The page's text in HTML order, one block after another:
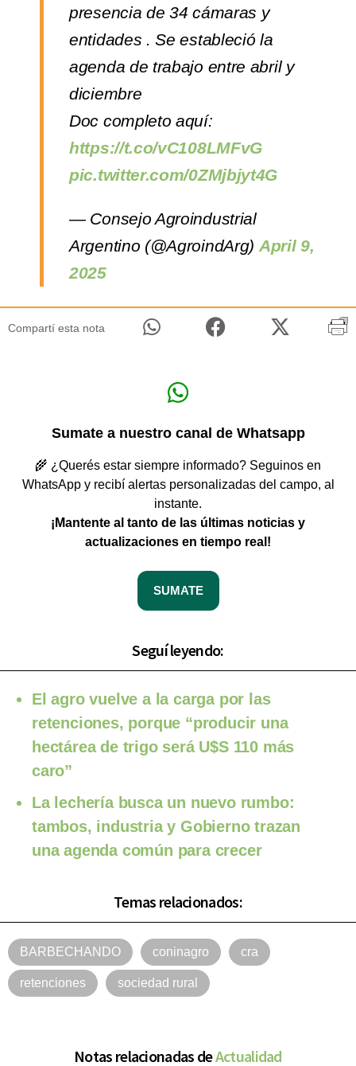
presencia de 34 cámaras y
entidades . Se estableció la
agenda de trabajo entre abril y
diciembre
Doc completo aquí:
https://t.co/vC108LMFvG
pic.twitter.com/0ZMjbjyt4G
— Consejo Agroindustrial
Argentino (@AgroindArg) April 9,
2025
Compartí esta nota
Sumate a nuestro canal de Whatsapp
🌾 ¿Querés estar siempre informado? Seguinos en
WhatsApp y recibí alertas personalizadas del campo, al
instante.
¡Mantente al tanto de las últimas noticias y
actualizaciones en tiempo real!
SUMATE
Seguí leyendo:
El agro vuelve a la carga por las
retenciones, porque “producir una
hectárea de trigo será U$S 110 más
caro”
La lechería busca un nuevo rumbo:
tambos, industria y Gobierno trazan
una agenda común para crecer
Temas relacionados:
BARBECHANDO coninagro cra
retenciones sociedad rural
Notas relacionadas deActualidad